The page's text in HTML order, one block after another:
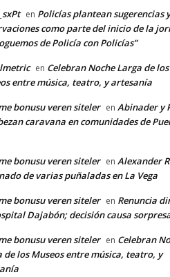
en Policías plantean sugerencias y
como parte del inicio de la
de Policía con Policías”
en Celebran Noche Larga de los
entre música, teatro, y artesanía
bonusu veren siteler en Abinader y
caravana en comunidades de
bonusu veren siteler en Alexander
de varias puñaladas en La Vega
bonusu veren siteler en Renuncia
Dajabón; decisión causa
bonusu veren siteler en Celebran
de los Museos entre música, teatro, y